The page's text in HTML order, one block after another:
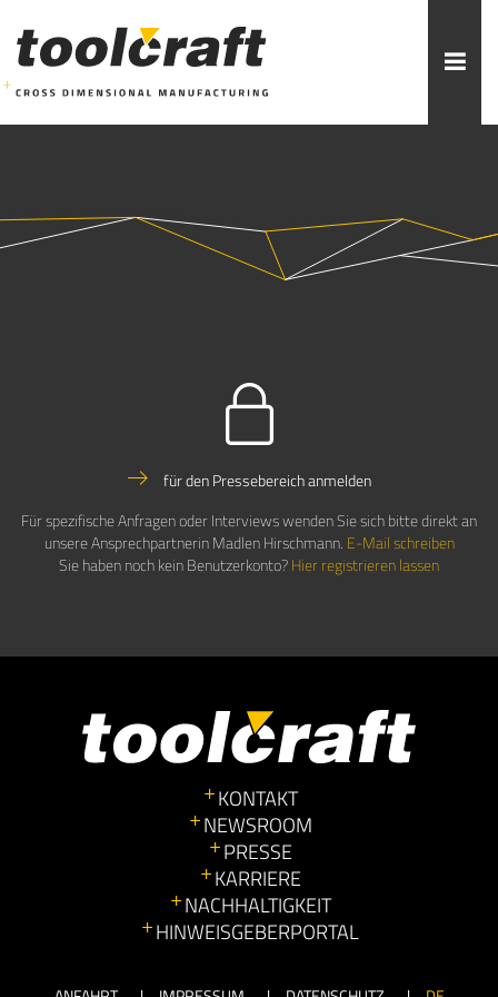
für den Pressebereich anmelden
Für spezifische Anfragen oder Interviews wenden Sie sich bitte direkt an
unsere Ansprechpartnerin Madlen Hirschmann. E-Mail schreiben
Sie haben noch kein Benutzerkonto?Hier registrieren lassen
KONTAKT
NEWSROOM
PRESSE
KARRIERE
NACHHALTIGKEIT
HINWEISGEBERPORTAL
ADDITIVE FERTIGUNG ROBOTIK ZERSPANUNG
AUSBILDUNG